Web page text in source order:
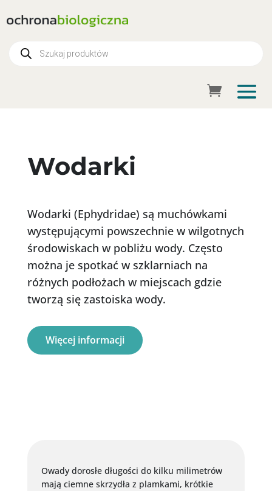
produktów
Wodarki
Wodarki (Ephydridae) są muchówkami
występującymi powszechnie w wilgotnych
środowiskach w pobliżu wody. Często
można je spotkać w szklarniach na
różnych podłożach w miejscach gdzie
tworzą się zastoiska wody.
Więcej informacji
Owady dorosłe długości do kilku milimetrów
mają ciemne skrzydła z plamkami, krótkie